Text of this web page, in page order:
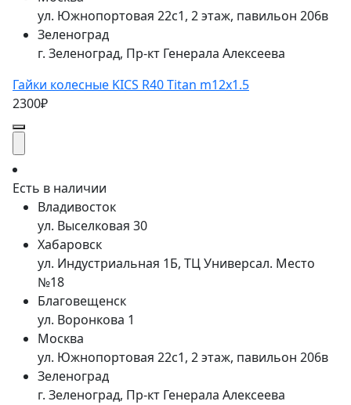
ул. Южнопортовая 22с1, 2 этаж, павильон 206в
Зеленоград
г. Зеленоград, Пр-кт Генерала Алексеева
Гайки колесные KICS R40 Titan m12x1.5
2300₽
Есть в наличии
Владивосток
ул. Выселковая 30
Хабаровск
ул. Индустриальная 1Б, ТЦ Универсал. Место
№18
Благовещенск
ул. Воронкова 1
Москва
ул. Южнопортовая 22с1, 2 этаж, павильон 206в
Зеленоград
г. Зеленоград, Пр-кт Генерала Алексеева